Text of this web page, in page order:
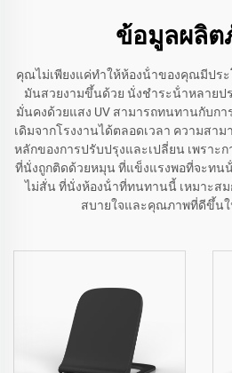
ข้อมูลผลิ
คุณไม่เพียงแค่ทําให้ห้องน้ําของคุณมีปร
มันสวยงามขึ้นด้วย นั่งชําระน้ําหลายป
มั่นคงด้วยแสง UV สามารถทนทานกับกา
เดิมจากโรงงานได้ตลอดเวลา ความสา
หลักของการปรับปรุงและเปลี่ยน เพราะ
ที่นั่งถูกติดด้วยหมุน ที่แข็งแรงพอที่จะท
ไม่สั่น ที่นั่งห้องน้ําที่ทนทานนี้ เหมาะส
สบายใจและคุณภาพที่ดีขึ้น